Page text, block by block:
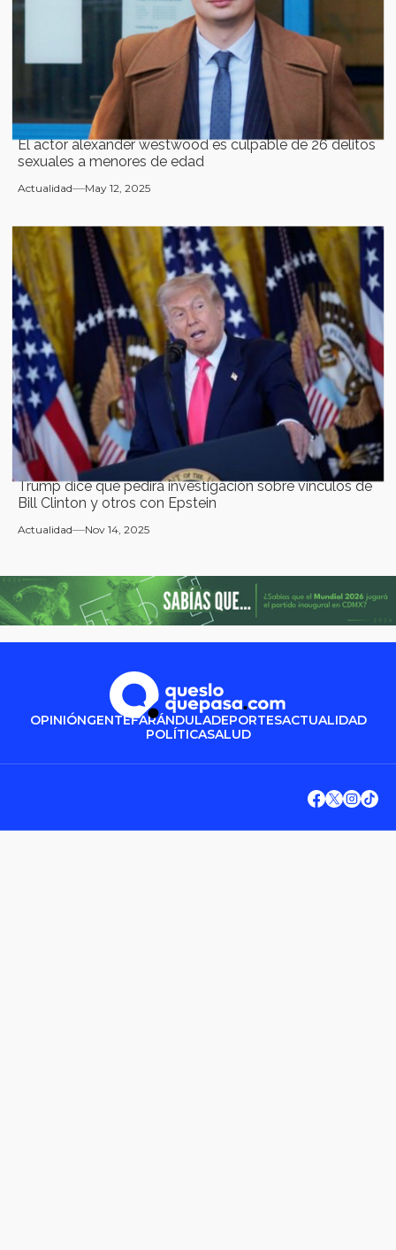
El actor alexander westwood es culpable de 26 delitos
sexuales a menores de edad
Actualidad May 12, 2025
Trump dice que pedirá investigación sobre vínculos de
Bill Clinton y otros con Epstein
Actualidad Nov 14, 2025
OPINIÓNGENTEFARÁNDULADEPORTESACTUALIDAD
POLÍTICASALUD